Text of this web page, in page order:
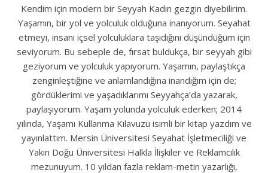
Kendim için modern bir Seyyah Kadın gezgin diyebilirim.
Yaşamın, bir yol ve yolculuk olduğuna inanıyorum. Seyahat
etmeyi, insanı içsel yolculuklara taşıdığını düşündüğüm için
seviyorum. Bu sebeple de, fırsat buldukça, bir seyyah gibi
geziyorum ve yolculuk yapıyorum. Yaşamın, paylaştıkça
zenginleştiğine ve anlamlandığına inandığım için de;
gördüklerimi ve yaşadıklarımı Seyyahça’da yazarak,
paylaşıyorum. Yaşam yolunda yolculuk ederken; 2014
yılında, Yaşamı Kullanma Kılavuzu isimli bir kitap yazdım ve
yayınlattım. Mersin Üniversitesi Seyahat İşletmeciliği ve
Yakın Doğu Üniversitesi Halkla İlişkiler ve Reklamcılık
mezunuyum. 10 yıldan fazla reklam-metin yazarlığı,